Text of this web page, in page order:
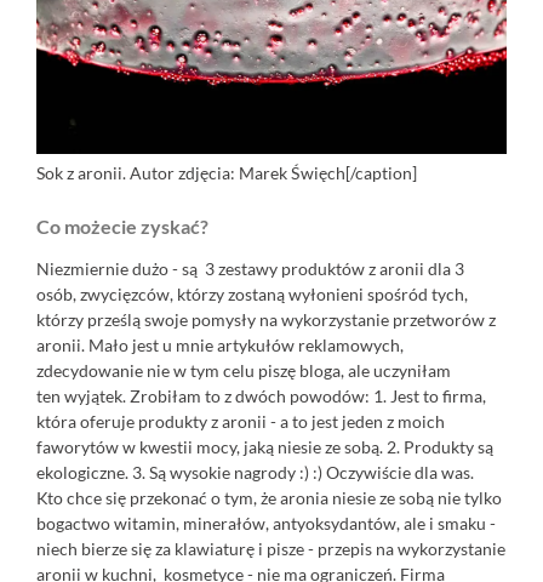
Sok z aronii. Autor zdjęcia: Marek Święch[/caption]
Co możecie zyskać?
Niezmiernie dużo - są 3 zestawy produktów z aronii dla 3
osób, zwycięzców, którzy zostaną wyłonieni spośród tych,
którzy prześlą swoje pomysły na wykorzystanie przetworów z
aronii. Mało jest u mnie artykułów reklamowych,
zdecydowanie nie w tym celu piszę bloga, ale uczyniłam
ten wyjątek. Zrobiłam to z dwóch powodów: 1. Jest to firma,
która oferuje produkty z aronii - a to jest jeden z moich
faworytów w kwestii mocy, jaką niesie ze sobą. 2. Produkty są
ekologiczne. 3. Są wysokie nagrody :) :) Oczywiście dla was.
Kto chce się przekonać o tym, że aronia niesie ze sobą nie tylko
bogactwo witamin, minerałów, antyoksydantów, ale i smaku -
niech bierze się za klawiaturę i pisze - przepis na wykorzystanie
aronii w kuchni, kosmetyce - nie ma ograniczeń. Firma